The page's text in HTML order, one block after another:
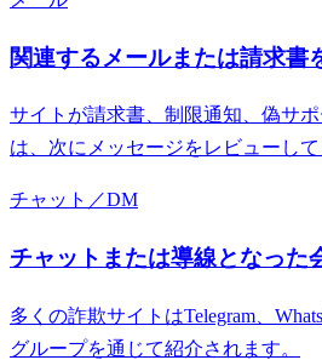
関連するメールまたは請求書
サイトが請求書、制限通知、偽サ
は、次にメッセージをレビューして
チャット／DM
チャットまたは導線となった
多くの詐欺サイトはTelegram、
グループを通じて紹介されます。